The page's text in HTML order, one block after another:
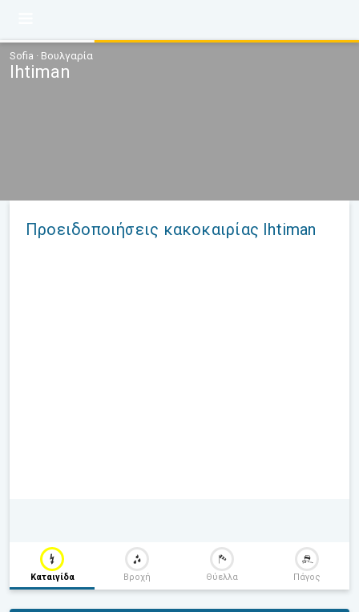
Sofia · Βουλγαρία
Ihtiman
Προειδοποιήσεις κακοκαιρίας Ihtiman
Καταιγίδα Βροχή Θύελλα Πάγος